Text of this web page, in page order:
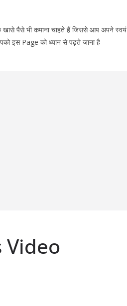
पैसे भी कमाना चाहते हैं जिससे आप अपने स्वयं
इस Page को ध्यान से पढ़ते जाना है
Video